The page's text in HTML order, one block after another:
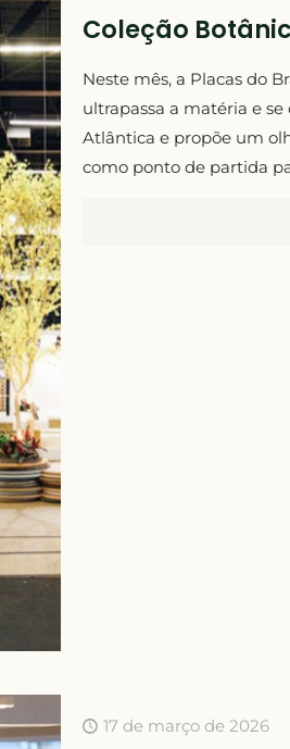
Coleção
Neste mês, a Placas do
ultrapassa a matéria e
Atlântica e propõe um
como ponto de partida
17 de março de 2026